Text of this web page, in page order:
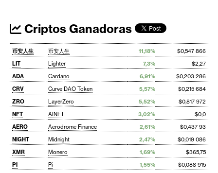
Criptos Ganadoras
币安人生 币安人生 11,18%
$0,547 866
LIT
Lighter 7,3%
$2,27
ADA
Cardano 6,91%
$0,203 286
CRV
Curve DAO Token 5,57%
$0,215 684
ZRO
LayerZero 5,52%
$0,817 972
NFT
AINFT 3,02%
$0,0
AERO
Aerodrome Finance 2,61%
$0,437 93
NIGHT
Midnight 2,47%
$0,019 086
XMR
Monero 1,69%
$365,75
PI
Pi 1,55% $0,088 915